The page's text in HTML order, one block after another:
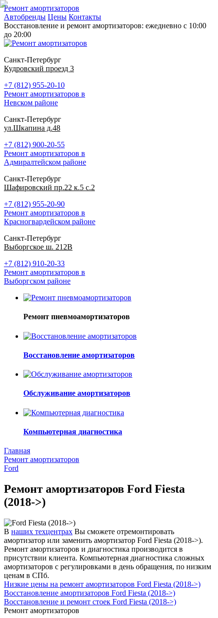
Ремонт амортизаторов
Автобренды Цены Контакты
Восстановление и ремонт амортизаторов: ежедневно с 10:00
до 20:00
Санкт-Петербург
Кудровский проезд 3
+7 (812) 955-20-10
Ремонт амортизаторов в
Невском районе
Санкт-Петербург
ул.Шкапина д.48
+7 (812) 900-20-55
Ремонт амортизаторов в
Адмиралтейском районе
Санкт-Петербург
Шафировский пр.22 к.5 с.2
+7 (812) 955-20-90
Ремонт амортизаторов в
Красногвардейском районе
Санкт-Петербург
Выборгское ш. 212В
+7 (812) 910-20-33
Ремонт амортизаторов в
Выборгском районе
Ремонт пневмоамортизаторов
Восстановление амортизаторов
Обслуживание амортизаторов
Компьютерная диагностика
Главная
Ремонт амортизаторов
Ford
Ремонт амортизаторов Ford Fiesta
(2018->)
В наших техцентрах Вы сможете отремонтировать
амортизатор или заменить амортизатор Ford Fiesta (2018->).
Ремонт амортизаторов и диагностика производится в
присутствии клиента. Компьютерная диагностика сложных
амортизаторов с регулировками в день обращения, по низким
ценам в СПб.
Низкие цены на ремонт амортизаторов Ford Fiesta (2018->)
Восстановление амортизаторов Ford Fiesta (2018->)
Восстановление и ремонт стоек Ford Fiesta (2018->)
Ремонт амортизаторов